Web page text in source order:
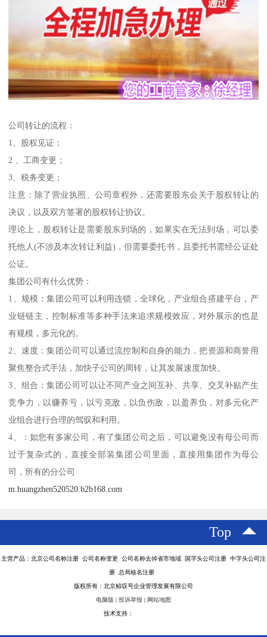
公司转让的流程：
1、股权见证；
2 、工商变更；
3、税务变更；
注意：除了营业执照、公司章程外，还需要股东会关于股权转让的
决议，以及双方签署的股权转让协议。
理论上，股权转让是需要股东到场的，如果实在无法到场，可以委
托他人(不涉及本次转让利益)，但需要委托书，且委托书需经公证处
公证。
集团公司有什么优势：
1、规模：集团公司可以利用连锁，全球化，产业组合搭建平台，产
业链链主，控制标准等多种手法来追求规模效应，对外展示的也是
有规模，多元化的。
2、速度：集团公司可以通过流控制和自身的能力，把资源和商誉用
聚焦整合式手法，加快子公司的周转，让其发展速度加快。
3、组合：集团公司可以让不同产业之间互补、共享、交叉补贴产生
竞争力，以赚养亏，以亏克敌，以负伤敌，以盈养负，对多元化产
业组合进行合理的驾驭和利用。
4、：如您有多家公司，有了集团公司之后，可以避免没有母公司而
过于复杂式的，直接全部装集团公司里面，直接用集团作为母公
司，所有的分公司
m.huangzhen520520.b2b168.com
Top
主营产品：北京公司名称注册 公司名称变更 公司名称去掉省市地域 国字头公司注册 中字头公司注
册 总局核名注册
版权所有：北京鲸叹号企业管理发展有限公司
电脑版 | 投诉举报 | 网站地图
技术支持：